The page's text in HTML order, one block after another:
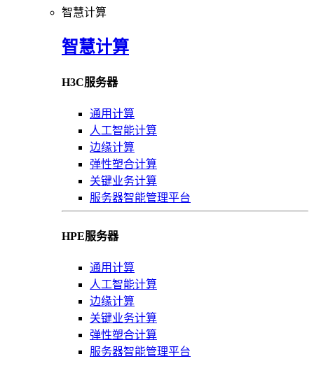
智慧计算
智慧计算
H3C服务器
通用计算
人工智能计算
边缘计算
弹性塑合计算
关键业务计算
服务器智能管理平台
HPE服务器
通用计算
人工智能计算
边缘计算
关键业务计算
弹性塑合计算
服务器智能管理平台